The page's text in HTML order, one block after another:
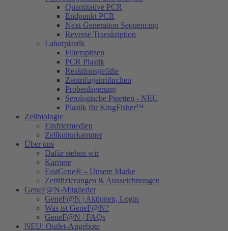
Quantitative PCR
Endpunkt PCR
Next Generation Sequencing
Reverse Transkription
Laborplastik
Filterspitzen
PCR Plastik
Reaktionsgefäße
Zentrifugenröhrchen
Probenlagerung
Serologische Pipetten - NEU
Plastik für KingFisher™
Zellbiologie
Einfriermedien
Zellkulturkammer
Über uns
Dafür stehen wir
Karriere
FastGene® – Unsere Marke
Zertifizierungen & Auszeichnungen
GeneF@N-Mitglieder
GeneF@N | Aktionen, Login
Was ist GeneF@N?
GeneF@N | FAQs
NEU: Outlet-Angebote